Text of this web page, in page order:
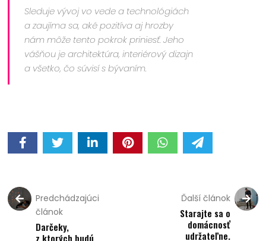
Sleduje vývoj vo vede a technológiách
a zaujíma sa, aké pozitíva aj hrozby
nám môže tento pokrok priniesť. Jeho
vášňou je architektúra, interiérový dizajn
a všetko, čo súvisí s bývaním.
Predchádzajúci
článok
Darčeky,
z ktorých budú
Ďalší článok
Starajte sa o
domácnosť
udržateľne.